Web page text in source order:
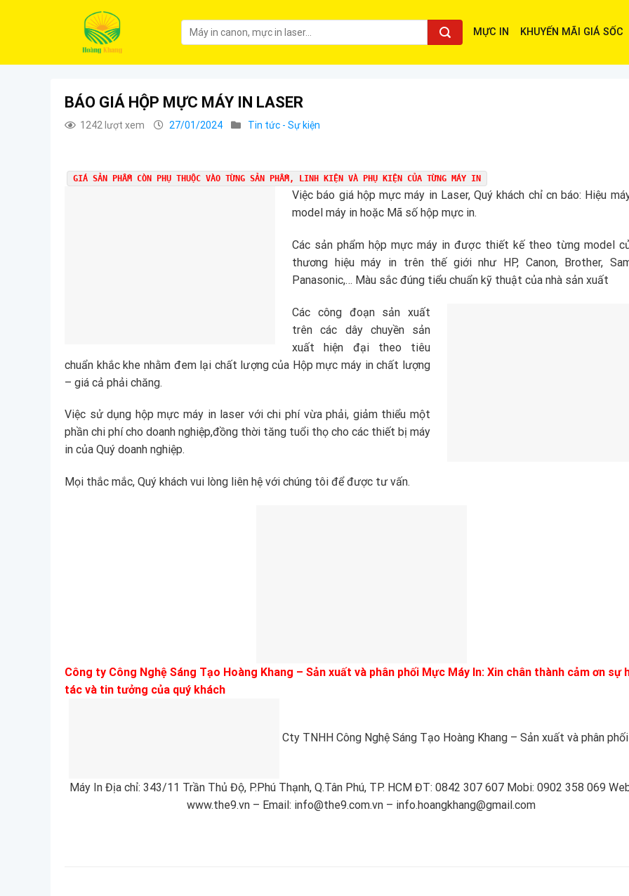
MỰC IN KHUYẾN MÃI GIÁ SỐC
BÁO GIÁ HỘP MỰC MÁY IN LASER
1242 lượt xem 27/01/2024 Tin tức - Sự kiện
GIÁ SẢN PHẨM CÒN PHỤ THUỘC VÀO TỪNG SẢN PHẨM, LINH KIỆN VÀ PHỤ KIỆN CỦA TỪNG MÁY IN
Việc báo giá hộp mực máy in Laser, Quý khách chỉ cn báo: Hiệu
model máy in hoặc Mã số hộp mực in.
Các sản phẩm hộp mực máy in được thiết kế theo từng model
thương hiệu máy in trên thế giới như HP, Canon, Brother,
Panasonic,… Màu sắc đúng tiểu chuẩn kỹ thuật của nhà sản xuất
Các công đoạn sản xuất
trên các dây chuyền sản
xuất hiện đại theo tiêu
chuẩn khắc khe nhằm đem lại chất lượng của Hộp mực máy in chất lượng
– giá cả phải chăng.
Việc sử dụng hộp mực máy in laser với chi phí vừa phải, giảm thiểu một
phần chi phí cho doanh nghiệp,đồng thời tăng tuổi thọ cho các thiết bị máy
in của Quý doanh nghiệp.
Mọi thắc mắc, Quý khách vui lòng liên hệ với chúng tôi để được tư vấn.
Công ty Công Nghệ Sáng Tạo Hoàng Khang – Sản xuất và phân phối Mực Máy In: Xin chân thành cảm ơn sự
tác và tin tưởng của quý khách
Cty TNHH Công Nghệ Sáng Tạo Hoàng Khang – Sản xuất và phân
Máy In Địa chỉ: 343/11 Trần Thủ Độ, P.Phú Thạnh, Q.Tân Phú, TP. HCM ĐT: 0842 307 607 Mobi: 0902 358 069
www.the9.vn – Email: info@the9.com.vn – info.hoangkhang@gmail.com